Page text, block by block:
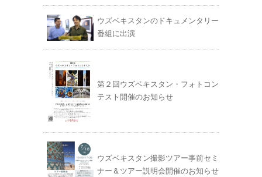
ウズベキスタンのドキュメンタリー
番組に出演
第２回ウズベキスタン・フォトコン
テスト開催のお知らせ
ウズベキスタン撮影ツアー事前セミ
ナー＆ツアー説明会開催のお知らせ